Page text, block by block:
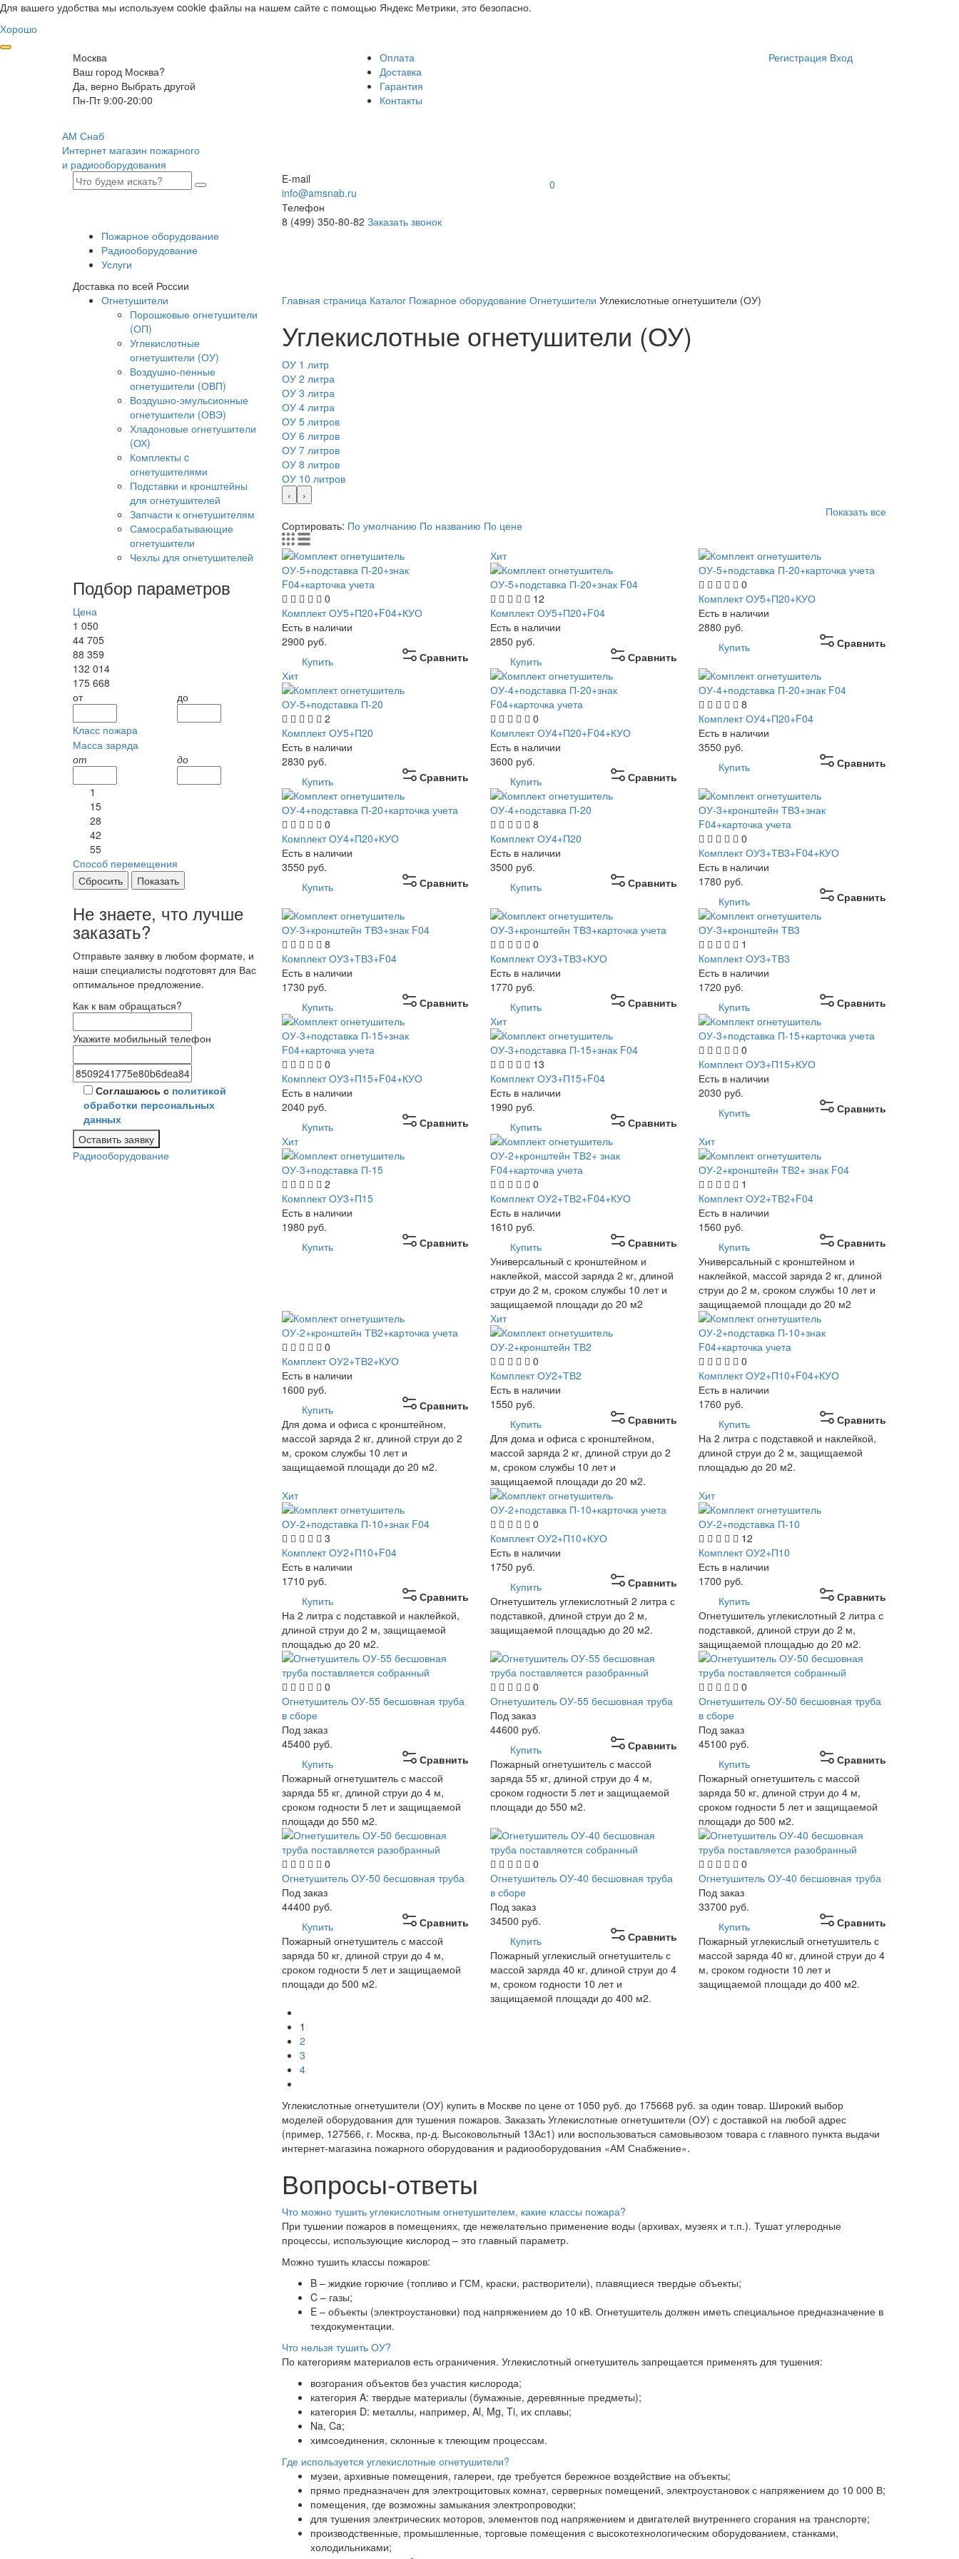
Для вашего удобства мы используем cookie файлы на нашем сайте с помощью Яндекс Метрики, это безопасно.
Хорошо
Москва
Ваш город Москва?
Да, верно Выбрать другой
Пн-Пт 9:00-20:00
Оплата
Доставка
Гарантия
Контакты
Регистрация Вход
АМ Снаб
Интернет магазин пожарного
и радиооборудования
E-mail
info@amsnab.ru
Телефон
8 (499) 350-80-82 Заказать звонок
0
Пожарное оборудование
Радиооборудование
Услуги
Доставка по всей России
Огнетушители
Порошковые огнетушители
(ОП)
Углекислотные
огнетушители (ОУ)
Воздушно-пенные
огнетушители (ОВП)
Воздушно-эмульсионные
огнетушители (ОВЭ)
Хладоновые огнетушители
(ОХ)
Комплекты c
огнетушителями
Подставки и кронштейны
для огнетушителей
Запчасти к огнетушителям
Самосрабатывающие
огнетушители
Чехлы для огнетушителей
Подбор параметров
Цена
1 050
44 705
88 359
132 014
175 668
от
до
Класс пожара
Масса заряда
от
до
1
15
28
42
55
Способ перемещения
Сбросить
Показать
Не знаете, что лучше
заказать?
Отправьте заявку в любом формате, и
наши специалисты подготовят для Вас
оптимальное предложение.
Как к вам обращаться?
Укажите мобильный телефон
Соглашаюсь с политикой
обработки персональных
данных
Оставить заявку
Радиооборудование
Главная страница Каталог Пожарное оборудование Огнетушители Углекислотные огнетушители (ОУ)
Углекислотные огнетушители (ОУ)
ОУ 1 литр
ОУ 2 литра
ОУ 3 литра
ОУ 4 литра
ОУ 5 литров
ОУ 6 литров
ОУ 7 литров
ОУ 8 литров
ОУ 10 литров
‹
›
Показать все
Сортировать: По умолчанию По названию По цене
0
Комплект ОУ5+П20+F04+КУО
Есть в наличии
2900 руб.
Сравнить
Купить
Хит
12
Комплект ОУ5+П20+F04
Есть в наличии
2850 руб.
Сравнить
Купить
0
Комплект ОУ5+П20+КУО
Есть в наличии
2880 руб.
Сравнить
Купить
Хит
2
Комплект ОУ5+П20
Есть в наличии
2830 руб.
Сравнить
Купить
0
Комплект ОУ4+П20+F04+КУО
Есть в наличии
3600 руб.
Сравнить
Купить
8
Комплект ОУ4+П20+F04
Есть в наличии
3550 руб.
Сравнить
Купить
0
Комплект ОУ4+П20+КУО
Есть в наличии
3550 руб.
Сравнить
Купить
8
Комплект ОУ4+П20
Есть в наличии
3500 руб.
Сравнить
Купить
0
Комплект ОУ3+ТВ3+F04+КУО
Есть в наличии
1780 руб.
Сравнить
Купить
8
Комплект ОУ3+ТВ3+F04
Есть в наличии
1730 руб.
Сравнить
Купить
0
Комплект ОУ3+ТВ3+КУО
Есть в наличии
1770 руб.
Сравнить
Купить
1
Комплект ОУ3+ТВ3
Есть в наличии
1720 руб.
Сравнить
Купить
0
Комплект ОУ3+П15+F04+КУО
Есть в наличии
2040 руб.
Сравнить
Купить
Хит
13
Комплект ОУ3+П15+F04
Есть в наличии
1990 руб.
Сравнить
Купить
0
Комплект ОУ3+П15+КУО
Есть в наличии
2030 руб.
Сравнить
Купить
Хит
2
Комплект ОУ3+П15
Есть в наличии
1980 руб.
Сравнить
Купить
0
Комплект ОУ2+ТВ2+F04+КУО
Есть в наличии
1610 руб.
Сравнить
Купить
Универсальный с кронштейном и
наклейкой, массой заряда 2 кг, длиной
струи до 2 м, сроком службы 10 лет и
защищаемой площади до 20 м2
Хит
1
Комплект ОУ2+ТВ2+F04
Есть в наличии
1560 руб.
Сравнить
Купить
Универсальный с кронштейном и
наклейкой, массой заряда 2 кг, длиной
струи до 2 м, сроком службы 10 лет и
защищаемой площади до 20 м2
0
Комплект ОУ2+ТВ2+КУО
Есть в наличии
1600 руб.
Сравнить
Купить
Для дома и офиса с кронштейном,
массой заряда 2 кг, длиной струи до 2
м, сроком службы 10 лет и
защищаемой площади до 20 м2.
Хит
0
Комплект ОУ2+ТВ2
Есть в наличии
1550 руб.
Сравнить
Купить
Для дома и офиса с кронштейном,
массой заряда 2 кг, длиной струи до 2
м, сроком службы 10 лет и
защищаемой площади до 20 м2.
0
Комплект ОУ2+П10+F04+КУО
Есть в наличии
1760 руб.
Сравнить
Купить
На 2 литра с подставкой и наклейкой,
длиной струи до 2 м, защищаемой
площадью до 20 м2.
Хит
3
Комплект ОУ2+П10+F04
Есть в наличии
1710 руб.
Сравнить
Купить
На 2 литра с подставкой и наклейкой,
длиной струи до 2 м, защищаемой
площадью до 20 м2.
0
Комплект ОУ2+П10+КУО
Есть в наличии
1750 руб.
Сравнить
Купить
Огнетушитель углекислотный 2 литра с
подставкой, длиной струи до 2 м,
защищаемой площадью до 20 м2.
Хит
12
Комплект ОУ2+П10
Есть в наличии
1700 руб.
Сравнить
Купить
Огнетушитель углекислотный 2 литра с
подставкой, длиной струи до 2 м,
защищаемой площадью до 20 м2.
0
Огнетушитель ОУ-55 бесшовная труба
в сборе
Под заказ
45400 руб.
Сравнить
Купить
Пожарный огнетушитель с массой
заряда 55 кг, длиной струи до 4 м,
сроком годности 5 лет и защищаемой
площади до 550 м2.
0
Огнетушитель ОУ-55 бесшовная труба
Под заказ
44600 руб.
Сравнить
Купить
Пожарный огнетушитель с массой
заряда 55 кг, длиной струи до 4 м,
сроком годности 5 лет и защищаемой
площади до 550 м2.
0
Огнетушитель ОУ-50 бесшовная труба
в сборе
Под заказ
45100 руб.
Сравнить
Купить
Пожарный огнетушитель с массой
заряда 50 кг, длиной струи до 4 м,
сроком годности 5 лет и защищаемой
площади до 500 м2.
0
Огнетушитель ОУ-50 бесшовная труба
Под заказ
44400 руб.
Сравнить
Купить
Пожарный огнетушитель с массой
заряда 50 кг, длиной струи до 4 м,
сроком годности 5 лет и защищаемой
площади до 500 м2.
0
Огнетушитель ОУ-40 бесшовная труба
в сборе
Под заказ
34500 руб.
Сравнить
Купить
Пожарный углекислый огнетушитель с
массой заряда 40 кг, длиной струи до 4
м, сроком годности 10 лет и
защищаемой площади до 400 м2.
0
Огнетушитель ОУ-40 бесшовная труба
Под заказ
33700 руб.
Сравнить
Купить
Пожарный углекислый огнетушитель с
массой заряда 40 кг, длиной струи до 4
м, сроком годности 10 лет и
защищаемой площади до 400 м2.
1
2
3
4
Углекислотные огнетушители (ОУ) купить в Москве по цене от 1050 руб. до 175668 руб. за один товар. Широкий выбор
моделей оборудования для тушения пожаров. Заказать Углекислотные огнетушители (ОУ) с доставкой на любой адрес
(пример, 127566, г. Москва, пр-д. Высоковольтный 13Ас1) или воспользоваться самовывозом товара с главного пункта выдачи
интернет-магазина пожарного оборудования и радиооборудования «АМ Снабжение».
Вопросы-ответы
Что можно тушить углекислотным огнетушителем, какие классы пожара?
При тушении пожаров в помещениях, где нежелательно применение воды (архивах, музеях и т.п.). Тушат углеродные
процессы, использующие кислород – это главный параметр.
Можно тушить классы пожаров:
B – жидкие горючие (топливо и ГСМ, краски, растворители), плавящиеся твердые объекты;
C – газы;
E – объекты (электроустановки) под напряжением до 10 кВ. Огнетушитель должен иметь специальное предназначение в
техдокументации.
Что нельзя тушить ОУ?
По категориям материалов есть ограничения. Углекислотный огнетушитель запрещается применять для тушения:
возгорания объектов без участия кислорода;
категория A: твердые материалы (бумажные, деревянные предметы);
категория D: металлы, например, Al, Mg, Ti, их сплавы;
Na, Ca;
химсоединения, склонные к тлеющим процессам.
Где используется углекислотные огнетушители?
музеи, архивные помещения, галереи, где требуется бережное воздействие на объекты;
прямо предназначен для электрощитовых комнат, серверных помещений, электроустановок с напряжением до 10 000 В;
помещения, где возможны замыкания электропроводки;
для тушения электрических моторов, элементов под напряжением и двигателей внутреннего сгорания на транспорте;
производственные, промышленные, торговые помещения с высокотехнологическим оборудованием, станками,
холодильниками;